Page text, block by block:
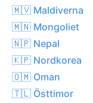
🇲🇻 Maldiverna
🇲🇳 Mongoliet
🇳🇵 Nepal
🇰🇵 Nordkorea
🇴🇲 Oman
🇹🇱 Östtimor